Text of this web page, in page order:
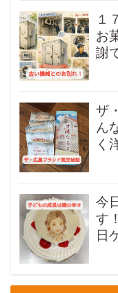
１
お
謝
ザ
ん
く
今
す
日